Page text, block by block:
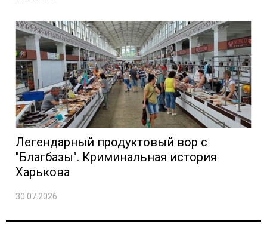
Легендарный продуктовый вор с
"Благбазы". Криминальная история
Харькова
30.07.2026